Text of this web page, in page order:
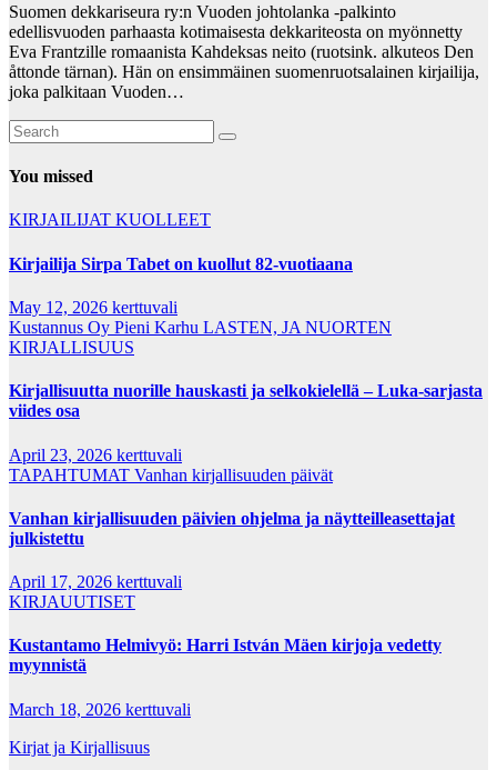
Suomen dekkariseura ry:n Vuoden johtolanka -palkinto
edellisvuoden parhaasta kotimaisesta dekkariteosta on myönnetty
Eva Frantzille romaanista Kahdeksas neito (ruotsink. alkuteos Den
åttonde tärnan). Hän on ensimmäinen suomenruotsalainen kirjailija,
joka palkitaan Vuoden…
You missed
KIRJAILIJAT KUOLLEET
Kirjailija Sirpa Tabet on kuollut 82-vuotiaana
May 12, 2026 kerttuvali
Kustannus Oy Pieni Karhu LASTEN, JA NUORTEN
KIRJALLISUUS
Kirjallisuutta nuorille hauskasti ja selkokielellä – Luka-sarjasta
viides osa
April 23, 2026 kerttuvali
TAPAHTUMAT Vanhan kirjallisuuden päivät
Vanhan kirjallisuuden päivien ohjelma ja näytteilleasettajat
julkistettu
April 17, 2026 kerttuvali
KIRJAUUTISET
Kustantamo Helmivyö: Harri István Mäen kirjoja vedetty
myynnistä
March 18, 2026 kerttuvali
Kirjat ja Kirjallisuus